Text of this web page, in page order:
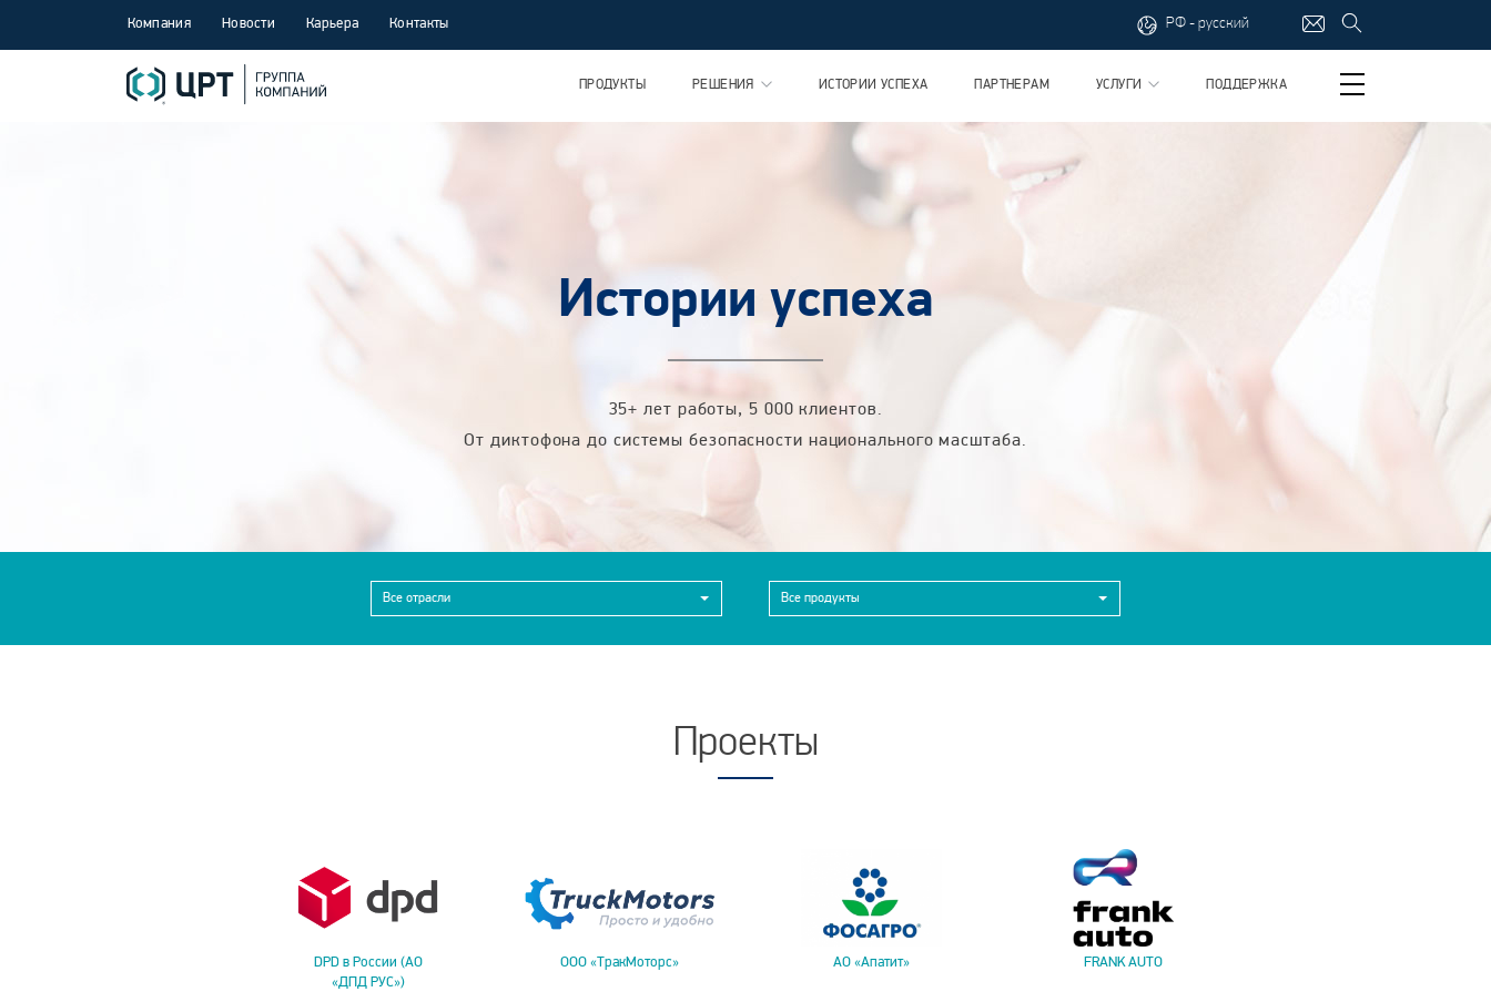
Компания Новости Карьера Контакты РФ - русский
ПРОДУКТЫ РЕШЕНИЯ ИСТОРИИ УСПЕХА ПАРТНЕРАМ УСЛУГИ ПОДДЕРЖКА
Истории успеха
35+ лет работы, 5 000 клиентов.
От диктофона до системы безопасности национального масштаба.
Все отрасли Все продукты
Проекты
DPD в России (АО
«ДПД РУС»)
ООО «ТракМоторс» АО «Апатит» FRANK AUTO